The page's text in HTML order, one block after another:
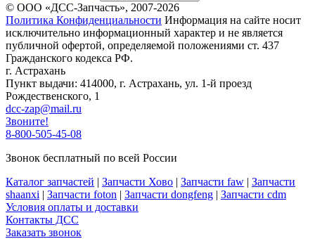
© ООО «ДСС-Запчасть», 2007-2026
Политика Конфиденциальности Информация на сайте носит
исключительно информационный характер и не является
публичной офертой, определяемой положениями ст. 437
Гражданского кодекса РФ.
г. Астрахань
Пункт выдачи: 414000, г. Астрахань, ул. 1-й проезд
Рождественского, 1
dcc-zap@mail.ru
Звоните!
8-800-505-45-08
Звонок бесплатный по всей России
Каталог запчастей | Запчасти Хово | Запчасти faw | Запчасти
shaanxi | Запчасти foton | Запчасти dongfeng | Запчасти cdm
Условия оплаты и доставки
Контакты ДСС
Заказать звонок